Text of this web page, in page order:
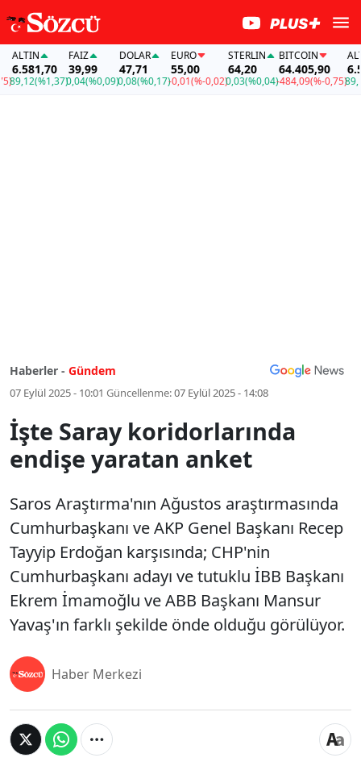
(%1,37)
FAİZ
39,99
0,04(%0,09)
DOLAR
47,71
0,08(%0,17)
EURO
55,00
-0,01(%-0,02)
STERLIN
64,20
0,03(%0,04)
BITCOIN
64.405,90
-484,09(%-0,75)
ALTIN
89,12
Haberler - Gündem
07 Eylül 2025 - 10:01 Güncellenme:07 Eylül 2025 - 14:08
İşte Saray koridorlarında
endişe yaratan anket
Saros Araştırma'nın Ağustos araştırmasında
Cumhurbaşkanı ve AKP Genel Başkanı Recep
Tayyip Erdoğan karşısında; CHP'nin
Cumhurbaşkanı adayı ve tutuklu İBB Başkanı
Ekrem İmamoğlu ve ABB Başkanı Mansur
Yavaş'ın farklı şekilde önde olduğu görülüyor.
Haber Merkezi